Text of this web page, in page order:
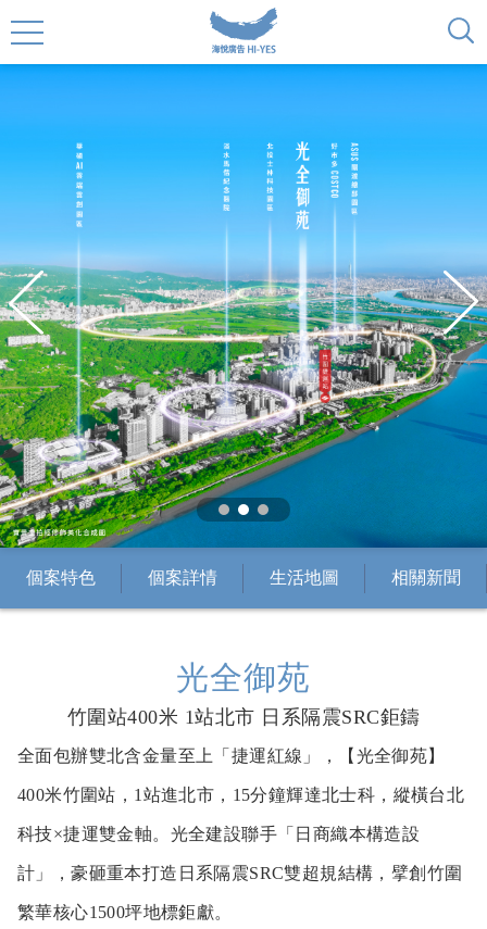
個案特色 個案詳情 生活地圖 相關新聞
光全御苑
竹圍站400米 1站北市 日系隔震SRC鉅鑄
全面包辦雙北含金量至上「捷運紅線」，【光全御苑】
400米竹圍站，1站進北市，15分鐘輝達北士科，縱橫台北
科技×捷運雙金軸。光全建設聯手「日商織本構造設
計」，豪砸重本打造日系隔震SRC雙超規結構，擘創竹圍
繁華核心1500坪地標鉅獻。